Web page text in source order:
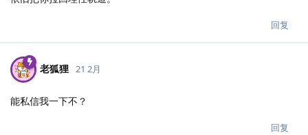
回复
老狐狸 21 2月
能私信我一下不？
回复